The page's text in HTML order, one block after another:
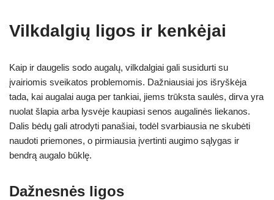
Vilkdalgių ligos ir kenkėjai
Kaip ir daugelis sodo augalų, vilkdalgiai gali susidurti su
įvairiomis sveikatos problemomis. Dažniausiai jos išryškėja
tada, kai augalai auga per tankiai, jiems trūksta saulės, dirva yra
nuolat šlapia arba lysvėje kaupiasi senos augalinės liekanos.
Dalis bėdų gali atrodyti panašiai, todėl svarbiausia ne skubėti
naudoti priemones, o pirmiausia įvertinti augimo sąlygas ir
bendrą augalo būklę.
Dažnesnės ligos